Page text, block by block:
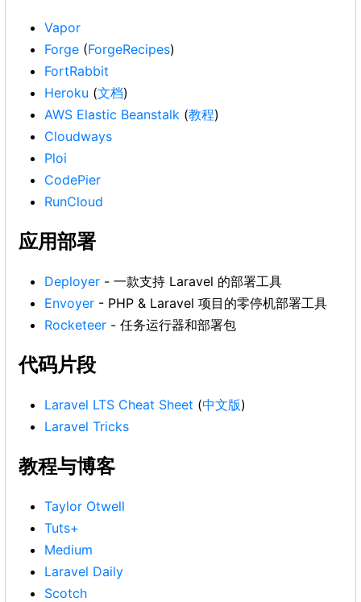
Vapor
Forge (ForgeRecipes)
FortRabbit
Heroku (文档)
AWS Elastic Beanstalk (教程)
Cloudways
Ploi
CodePier
RunCloud
应用部署
Deployer - 一款支持 Laravel 的部署工具
Envoyer - PHP & Laravel 项目的零停机部署工具
Rocketeer - 任务运行器和部署包
代码片段
Laravel LTS Cheat Sheet (中文版)
Laravel Tricks
教程与博客
Taylor Otwell
Tuts+
Medium
Laravel Daily
Scotch